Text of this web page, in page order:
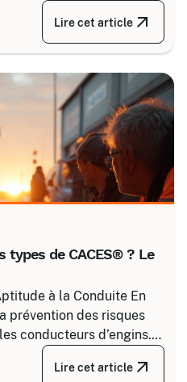
avec des
ou de recyclage,
de sécurité, du
Lire cet article
types de CACES® ? Le
à la Conduite En
prévention des risques
conducteurs d’engins.
il s’articule autour de 8
divisées selon
Lire cet article